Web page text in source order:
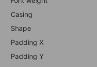
Casing
Shape
Padding X
Padding Y